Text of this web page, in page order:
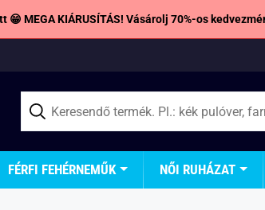
😁 MEGA KIÁRUSÍTÁS! Vásárolj 70%-os
FÉRFI FEHÉRNEMŰK NŐI RUHÁZAT